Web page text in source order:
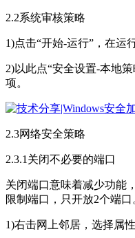
2.2系统审核策略
1)点击“开始-运行”，在运
2)以此点“安全设置-本地
项。
2.3网络安全策略
2.3.1关闭不必要的端口
关闭端口意味着减少功能
限制端口，只开放2个端
1)右击网上邻居，选择属性